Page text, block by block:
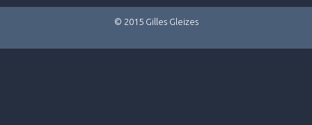
© 2015 Gilles Gleizes